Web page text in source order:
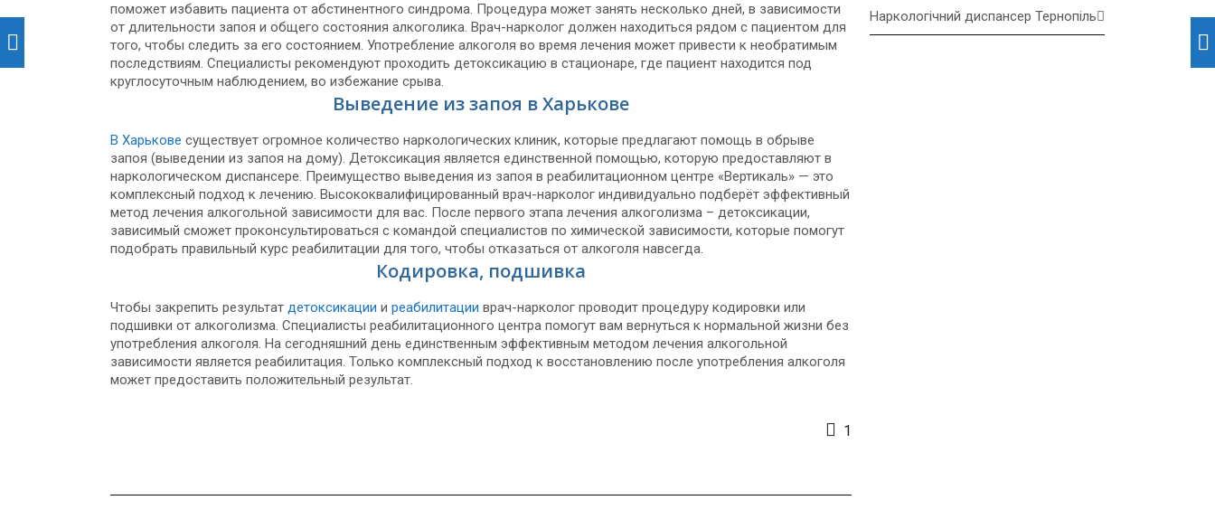
поможет избавить пациента от абстинентного синдрома. Процедура может занять несколько дней, в зависимости
от длительности запоя и общего состояния алкоголика. Врач-нарколог должен находиться рядом с пациентом для
того, чтобы следить за его состоянием. Употребление алкоголя во время лечения может привести к необратимым
последствиям. Специалисты рекомендуют проходить детоксикацию в стационаре, где пациент находится под
круглосуточным наблюдением, во избежание срыва.
Выведение из запоя в Харькове
В Харькове существует огромное количество наркологических клиник, которые предлагают помощь в обрыве
запоя (выведении из запоя на дому). Детоксикация является единственной помощью, которую предоставляют в
наркологическом диспансере. Преимущество выведения из запоя в реабилитационном центре «Вертикаль» — это
комплексный подход к лечению. Высококвалифицированный врач-нарколог индивидуально подберёт эффективный
метод лечения алкогольной зависимости для вас. После первого этапа лечения алкоголизма – детоксикации,
зависимый сможет проконсультироваться с командой специалистов по химической зависимости, которые помогут
подобрать правильный курс реабилитации для того, чтобы отказаться от алкоголя навсегда.
Кодировка, подшивка
Чтобы закрепить результат детоксикации и реабилитации врач-нарколог проводит процедуру кодировки или
подшивки от алкоголизма. Специалисты реабилитационного центра помогут вам вернуться к нормальной жизни без
употребления алкоголя. На сегодняшний день единственным эффективным методом лечения алкогольной
зависимости является реабилитация. Только комплексный подход к восстановлению после употребления алкоголя
может предоставить положительный результат.
1
Наркологічний диспансер Тернопіль